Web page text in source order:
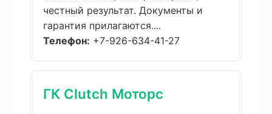
честный результат. Документы и
гарантия прилагаются....
Телефон: +7-926-634-41-27
ГК Clutch Моторс